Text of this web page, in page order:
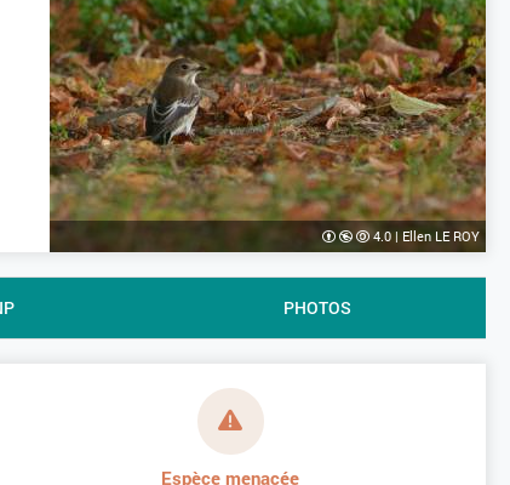
4.0 | Ellen LE ROY
PHOTOS
Espèce menacée